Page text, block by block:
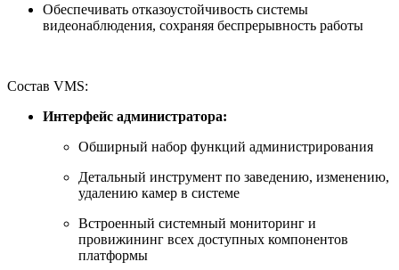
Обеспечивать отказоустойчивость системы
видеонаблюдения, сохраняя беспрерывность работы
Состав VMS:
Интерфейс администратора:
Обширный набор функций администрирования
Детальный инструмент по заведению, изменению,
удалению камер в системе
Встроенный системный мониторинг и
провижининг всех доступных компонентов
платформы